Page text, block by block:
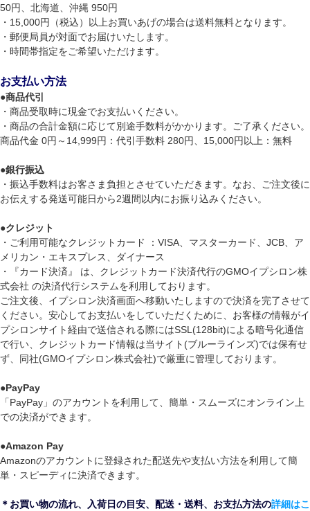
50円、北海道、沖縄 950円
・15,000円（税込）以上お買いあげの場合は送料無料となります。
・郵便局員が対面でお届けいたします。
・時間帯指定をご希望いただけます。
お支払い方法
●商品代引
・商品受取時に現金でお支払いください。
・商品の合計金額に応じて別途手数料がかかります。ご了承ください。
商品代金 0円～14,999円：代引手数料 280円、15,000円以上：無料
●銀行振込
・振込手数料はお客さま負担とさせていただきます。なお、ご注文後に
お伝えする発送可能日から2週間以内にお振り込みください。
●クレジット
・ご利用可能なクレジットカード ：VISA、マスターカード、JCB、ア
メリカン・エキスプレス、ダイナース
・『カード決済』 は、クレジットカード決済代行のGMOイプシロン株
式会社 の決済代行システムを利用しております。
ご注文後、イプシロン決済画面へ移動いたしますので決済を完了させて
ください。安心してお支払いをしていただくために、お客様の情報がイ
プシロンサイト経由で送信される際にはSSL(128bit)による暗号化通信
で行い、クレジットカード情報は当サイト(ブルーラインズ)では保有せ
ず、同社(GMOイプシロン株式会社)で厳重に管理しております。
●PayPay
「PayPay」のアカウントを利用して、簡単・スムーズにオンライン上
での決済ができます。
●Amazon Pay
Amazonのアカウントに登録された配送先や支払い方法を利用して簡
単・スピーディに決済できます。
＊お買い物の流れ、入荷日の目安、配送・送料、お支払方法の詳細はこ